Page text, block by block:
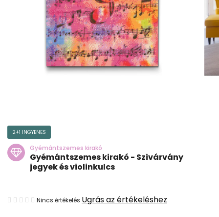
2+1 INGYENES
Gyémántszemes kirakó
Gyémántszemes kirakó - Szivárvány
jegyek és violinkulcs
A
Nincs értékelés Ugrás az értékeléshez